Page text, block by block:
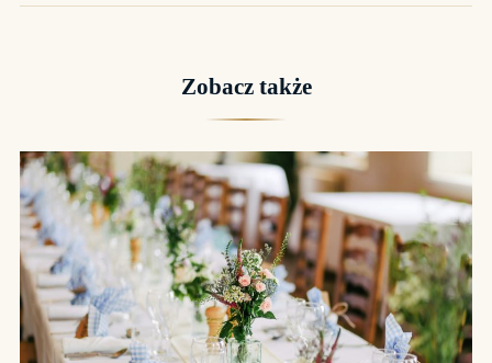
Zobacz także